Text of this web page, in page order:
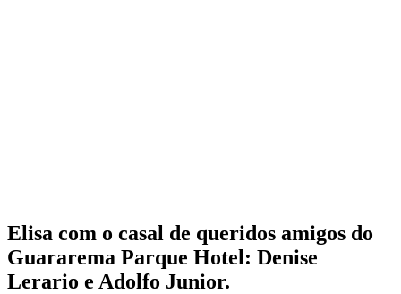
Elisa com o casal de queridos amigos do
Guararema Parque Hotel: Denise
Lerario e Adolfo Junior.